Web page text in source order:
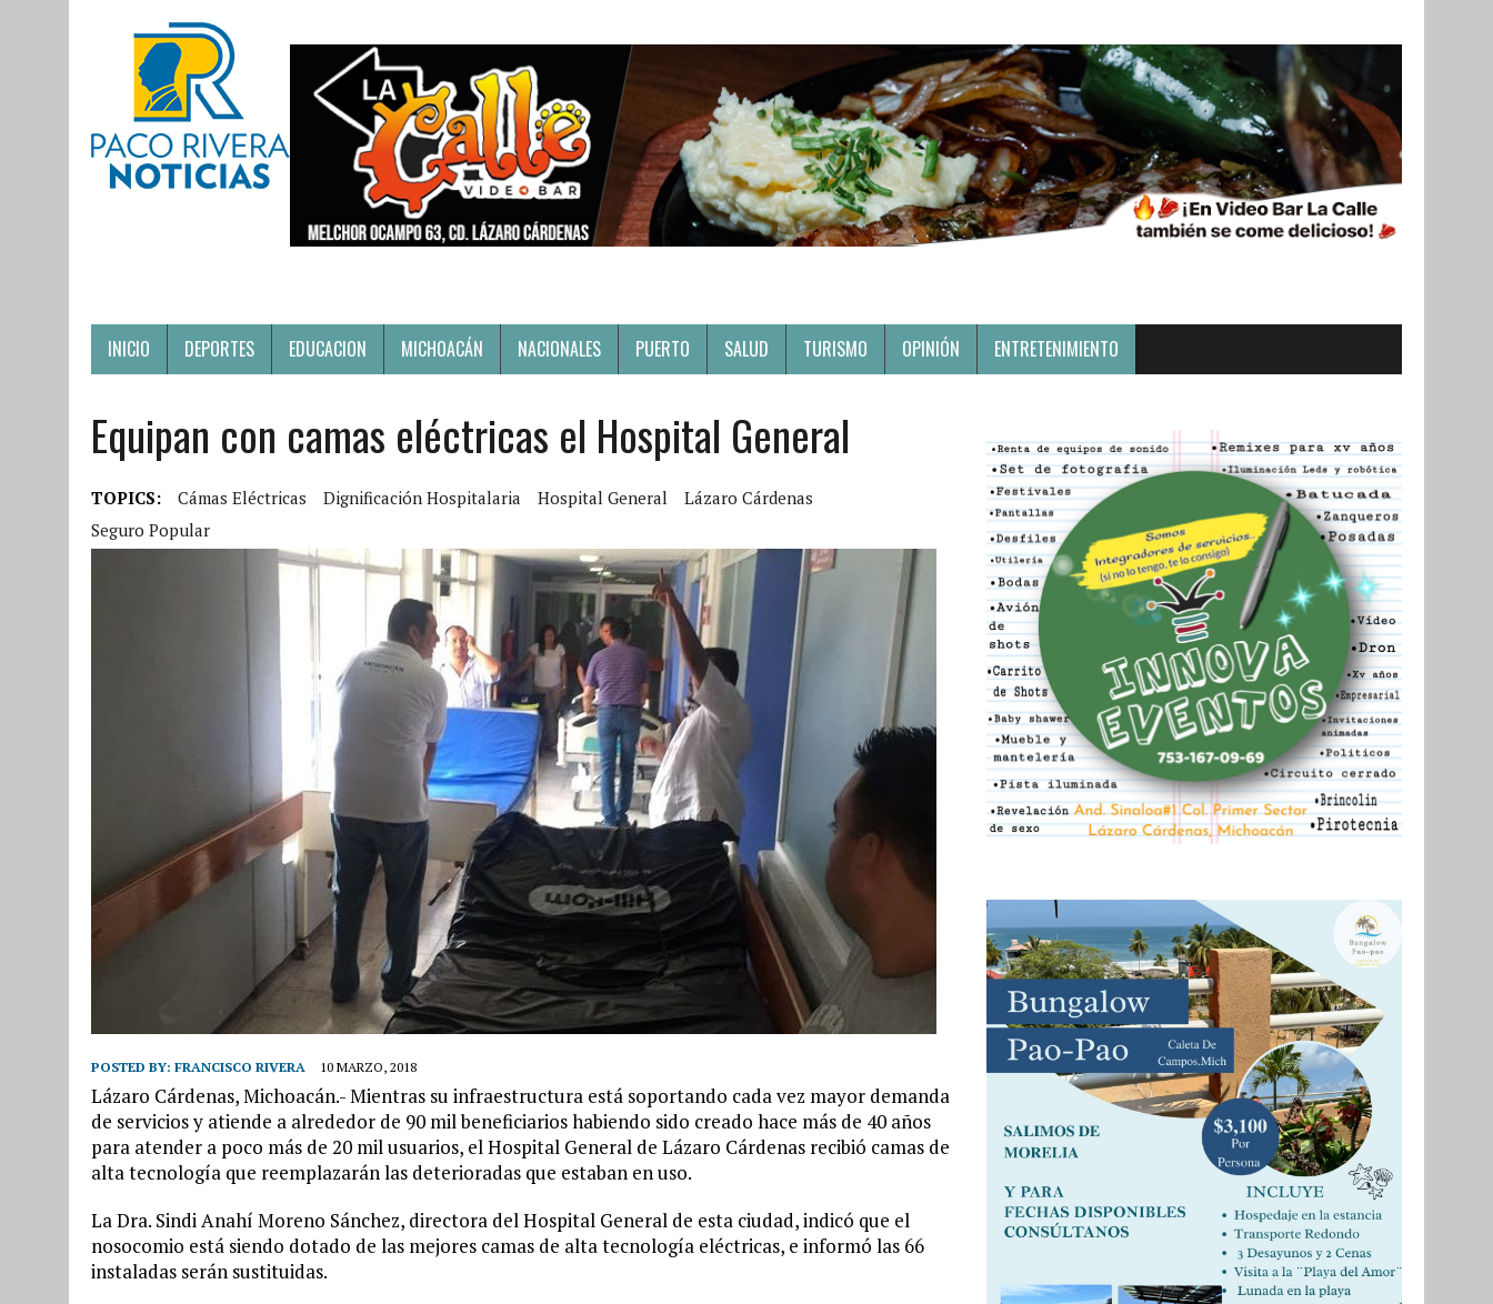
INICIO DEPORTES EDUCACION MICHOACÁN NACIONALES PUERTO SALUD TURISMO OPINIÓN ENTRETENIMIENTO
Equipan con camas eléctricas el Hospital General
TOPICS: Cámas Eléctricas Dignificación Hospitalaria Hospital General
Lázaro Cárdenas
Seguro Popular
POSTED BY: FRANCISCO RIVERA 10 MARZO, 2018
Lázaro Cárdenas, Michoacán.- Mientras su infraestructura está soportando cada vez mayor demanda
de servicios y atiende a alrededor de 90 mil beneficiarios habiendo sido creado hace más de 40 años
para atender a poco más de 20 mil usuarios, el Hospital General de Lázaro Cárdenas recibió camas de
alta tecnología que reemplazarán las deterioradas que estaban en uso.
La Dra. Sindi Anahí Moreno Sánchez, directora del Hospital General de esta ciudad, indicó que el
nosocomio está siendo dotado de las mejores camas de alta tecnología eléctricas, e informó las 66
instaladas serán sustituidas.